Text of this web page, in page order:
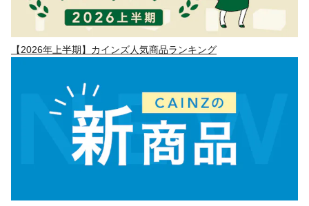
【2026年上半期】カインズ人気商品ランキング